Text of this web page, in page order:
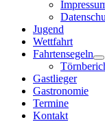
Jugend
Wettfahrt
Fahrtensegeln
Gastlieger
Gastronomie
Termine
Kontakt